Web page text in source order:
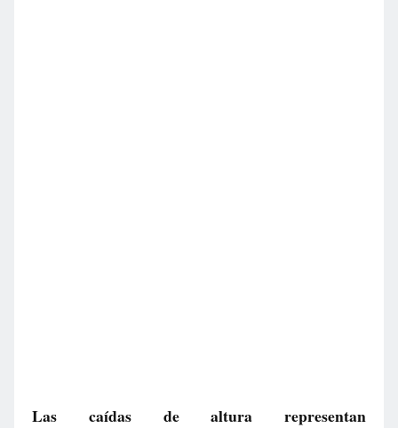
Las caídas de altura representan